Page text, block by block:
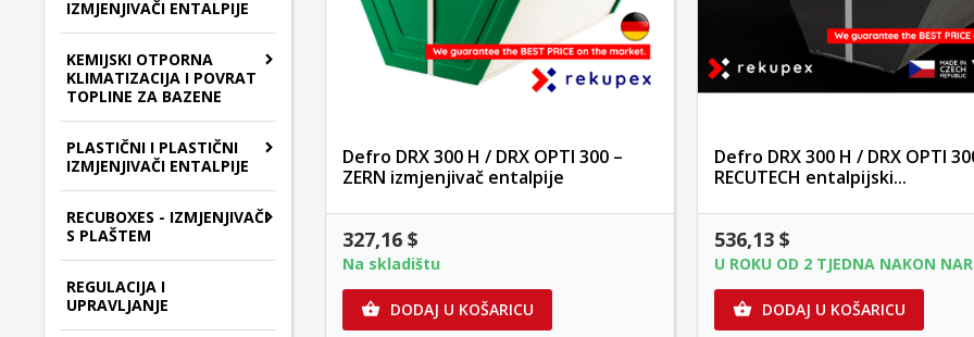
IZMJENJIVAČI ENTALPIJE
KEMIJSKI OTPORNA
KLIMATIZACIJA I POVRAT
TOPLINE ZA BAZENE
PLASTIČNI I PLASTIČNI
IZMJENJIVAČI ENTALPIJE
RECUBOXES - IZMJENJIVAČI
S PLAŠTEM
REGULACIJA I
UPRAVLJANJE
Defro DRX 300 H / DRX OPTI 300 –
ZERN izmjenjivač entalpije
327,16 $
Na skladištu
 DODAJ U KOŠARICU
Defro DRX 300 H / DRX OPTI
RECUTECH entalpijski...
536,13 $
U ROKU OD 2 TJEDNA NAKON
 DODAJ U KOŠARICU